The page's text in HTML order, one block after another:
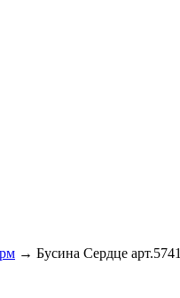
→ Бусина Сердце арт.5741